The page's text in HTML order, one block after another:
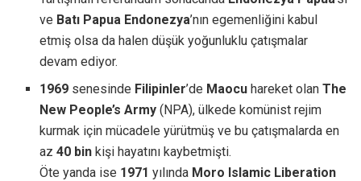
ve Batı Papua Endonezya’nın egemenliğini kabul
etmiş olsa da halen düşük yoğunluklu çatışmalar
devam ediyor.
1969 senesinde Filipinler’de Maocu hareket olanThe
New People’s Army (NPA), ülkede komünist rejim
kurmak için mücadele yürütmüş ve bu çatışmalarda en
az40 bin kişi hayatını kaybetmişti.
Öte yanda ise 1971 yılında Moro Islamic Liberation